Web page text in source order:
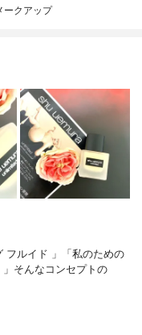
ークアップ
フルイド 」「私のための
そんなコンセプトの